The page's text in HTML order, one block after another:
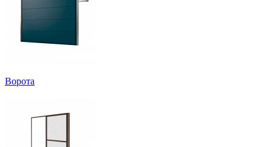
Ворота